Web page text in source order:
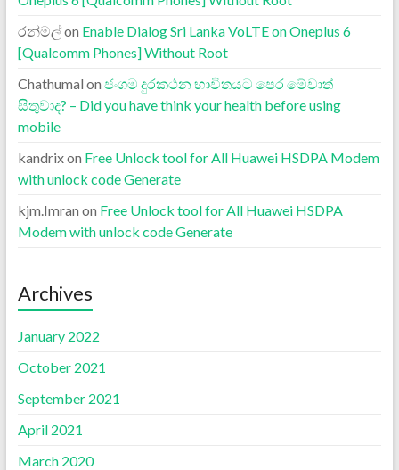
රන්මල්on Enable Dialog Sri Lanka VoLTE on Oneplus 6
[Qualcomm Phones] Without Root
Chathumal on ජංගම දුරකථන භාවිතයට පෙර මේවාත්
සිතුවාද? – Did you have think your health before using
mobile
kandrixon Free Unlock tool for All Huawei HSDPA Modem
with unlock code Generate
kjm.Imran on Free Unlock tool for All Huawei HSDPA
Modem with unlock code Generate
Archives
January 2022
October 2021
September 2021
April 2021
March 2020